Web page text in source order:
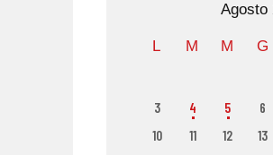
Agosto
L M M G
3
4 5 6
10
11 12 13